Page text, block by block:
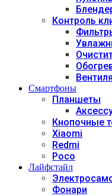
Контроль
Смартфоны
Планшеты
Кнопочные
Xiaomi
Redmi
Poco
Лайфстайл
Фонари